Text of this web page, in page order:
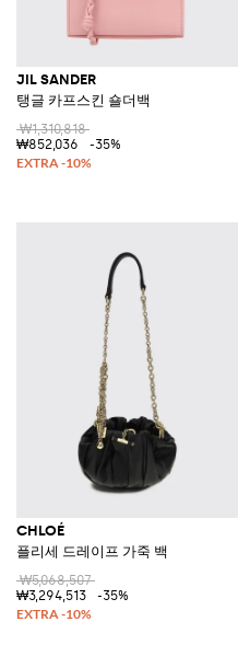
JIL SANDER
탱글 카프스킨 숄더백
₩1,310,818
₩852,036
-35%
CHLOÉ
플리세 드레이프 가죽 백
₩5,068,507
₩3,294,513
-35%